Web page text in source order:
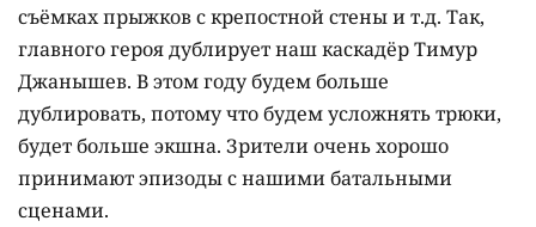
съёмках прыжков с крепостной стены и т.д. Так,
главного героя дублирует наш каскадёр Тимур
Джанышев. В этом году будем больше
дублировать, потому что будем усложнять трюки,
будет больше экшна. Зрители очень хорошо
принимают эпизоды с нашими батальными
сценами.